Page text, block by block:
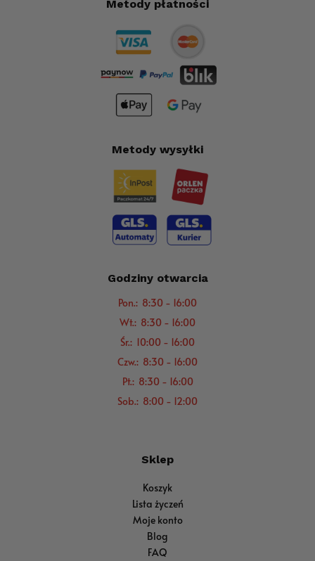
Metody płatności
Metody wysyłki
Godziny otwarcia
Pon.: 8:30 - 16:00
Wt.: 8:30 - 16:00
Śr.: 10:00 - 16:00
Czw.: 8:30 - 16:00
Pt.: 8:30 - 16:00
Sob.: 8:00 - 12:00
Sklep
Koszyk
Lista życzeń
Moje konto
Blog
FAQ